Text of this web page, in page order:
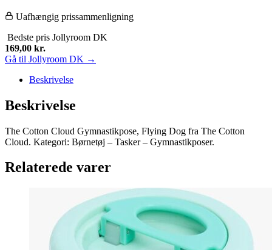
Uafhængig prissammenligning
Bedste pris Jollyroom DK
169,00 kr.
Gå til Jollyroom DK →
Beskrivelse
Beskrivelse
The Cotton Cloud Gymnastikpose, Flying Dog fra The Cotton
Cloud. Kategori: Børnetøj – Tasker – Gymnastikposer.
Relaterede varer